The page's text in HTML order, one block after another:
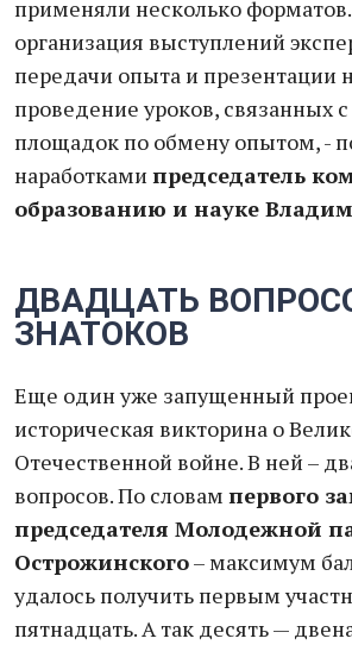
применяли несколько
организация выступлений
передачи опыта и презентации
проведение уроков, связанных
площадок по обмену опытом, -
наработками председатель
образованию и науке
ДВАДЦАТЬ
ЗНАТОКОВ
Еще один уже запущенный
историческая викторина о
Отечественной войне. В ней –
вопросов. По словам первого
председателя Молодежной
Острожинского– максимум
удалось получить первым
пятнадцать. А так десять —